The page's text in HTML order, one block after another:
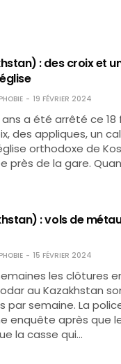
: des croix et
19 FÉVRIER 2024
a été arrêté ce 18
des appliques, un
orthodoxe de
près de la gare.
: vols de
15 FÉVRIER 2024
les clôtures
au Kazakhstan
par semaine. La
enquête après que
la casse qui…